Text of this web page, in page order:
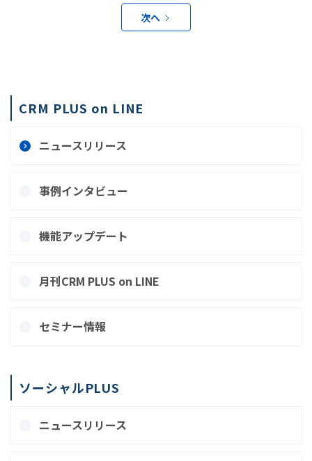
次へ
CRM PLUS on LINE
ニュースリリース
事例インタビュー
機能アップデート
月刊CRM PLUS on LINE
セミナー情報
ソーシャルPLUS
ニュースリリース